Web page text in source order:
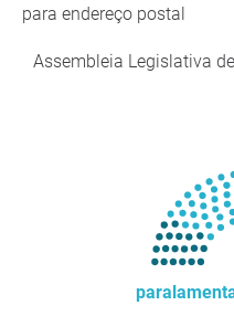
para endereço postal
Assembleia Legislativa